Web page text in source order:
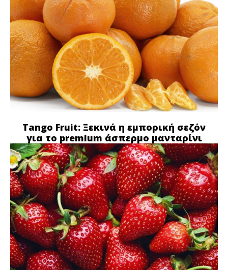
Tango Fruit: Ξεκινά η εμπορική σεζόν
για το premium άσπερμο μανταρίνι